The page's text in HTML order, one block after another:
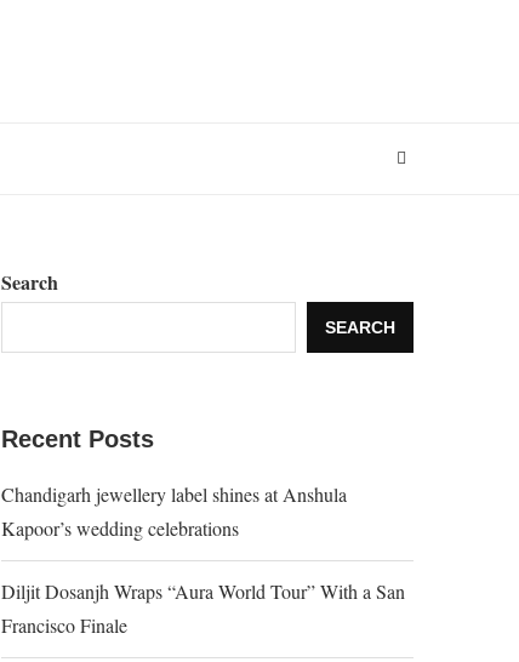
Search
SEARCH
Recent Posts
Chandigarh jewellery label shines at Anshula
Kapoor’s wedding celebrations
Diljit Dosanjh Wraps “Aura World Tour” With a San
Francisco Finale